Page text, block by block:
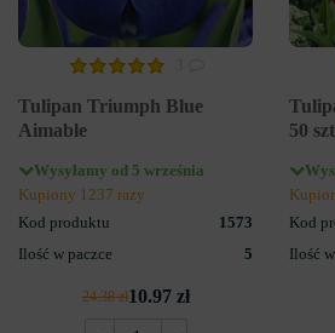
Tulipan Triumph Blue
Aimable
Wysyłamy od 5 września
Kupiony 1237 razy
Kod produktu
1573
Ilość w paczce
5
24.38 zł10.97 zł
50 szt
Kod
Ilość